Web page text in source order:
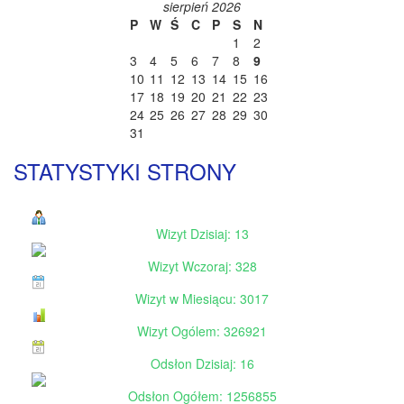
sierpień 2026
P
W Ś C P S
N
1
2
3
4 5 6 7 8
9
10 11 12 13 14 15 16
17 18 19 20 21 22 23
24 25 26 27 28 29 30
31
STATYSTYKI STRONY
Wizyt Dzisiaj: 13
Wizyt Wczoraj: 328
Wizyt w Miesiącu: 3017
Wizyt Ogólem: 326921
Odsłon Dzisiaj: 16
Odsłon Ogółem: 1256855